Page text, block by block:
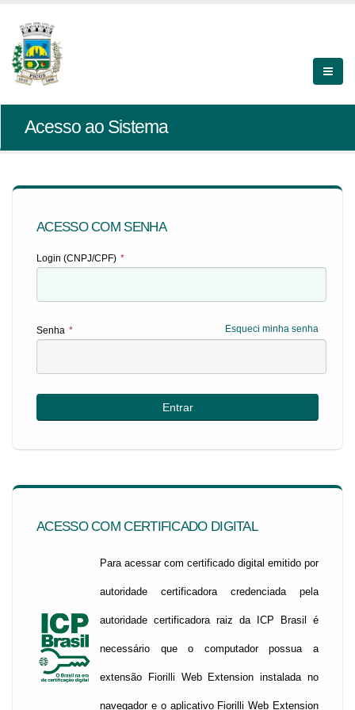
Acesso ao Sistema
ACESSO COM SENHA
Login (CNPJ/CPF) *
Esqueci minha senha
Senha *
ACESSO COM CERTIFICADO DIGITAL
Para acessar com certificado digital emitido por
autoridade certificadora credenciada pela
autoridade certificadora raiz da ICP Brasil é
necessário que o computador possua a
extensão Fiorilli Web Extension instalada no
navegador e o aplicativo Fiorilli Web Extension